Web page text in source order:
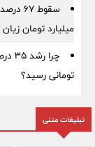
میلیارد تومان
تومانی رسید؟
تبلیغات متنی